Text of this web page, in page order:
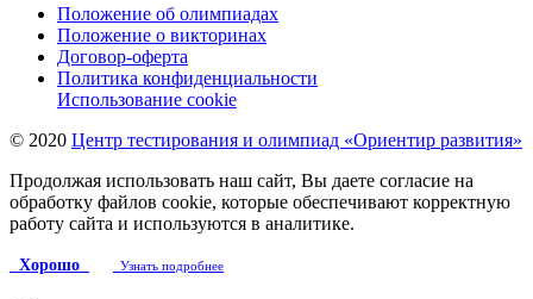
Положение об олимпиадах
Положение о викторинах
Договор-оферта
Политика конфиденциальности
Использование cookie
© 2020 Центр тестирования и олимпиад «Ориентир развития»
Продолжая использовать наш сайт, Вы даете согласие на
обработку файлов cookie, которые обеспечивают корректную
работу сайта и используются в аналитике.
Хорошо Узнать подробнее